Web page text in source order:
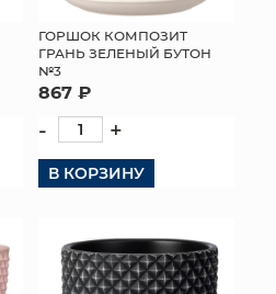
ГОРШОК КОМПОЗИТ
ГРАНЬ ЗЕЛЕНЫЙ БУТОН
№3
867 ₽
- +
В КОРЗИНУ